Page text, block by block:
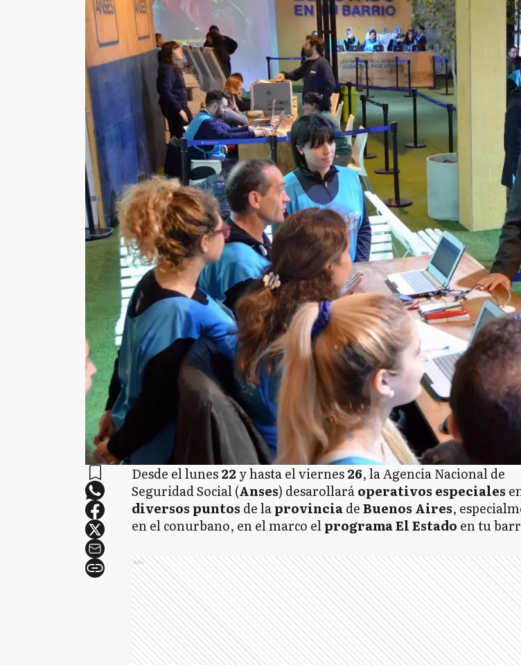
Desde el lunes22y hasta el viernes26, la Agencia Nacional de
Seguridad Social (Anses) desarollaráoperativos especiales
diversos puntos de laprovinciadeBuenos Aires,
en el conurbano, en el marco elprograma ElEstado en tu
Ads